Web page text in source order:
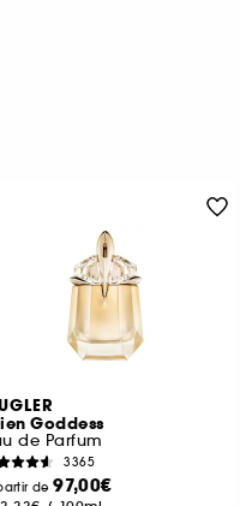
Goddess
de Parfum
3365
de97,00€